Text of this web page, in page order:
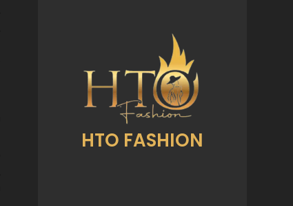
HTO FASHION